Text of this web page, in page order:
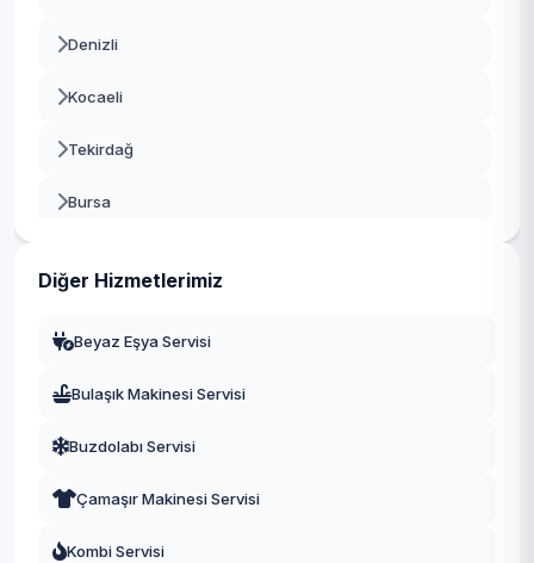
Denizli
Kocaeli
Tekirdağ
Bursa
Diğer Hizmetlerimiz
Beyaz Eşya Servisi
Bulaşık Makinesi Servisi
Buzdolabı Servisi
Çamaşır Makinesi Servisi
Kombi Servisi